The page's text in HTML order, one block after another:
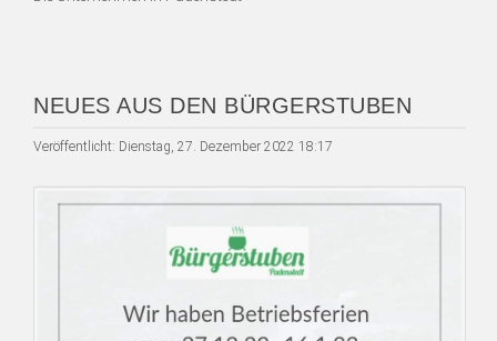
NEUES AUS DEN BÜRGERSTUBEN
Veröffentlicht: Dienstag, 27. Dezember 2022 18:17